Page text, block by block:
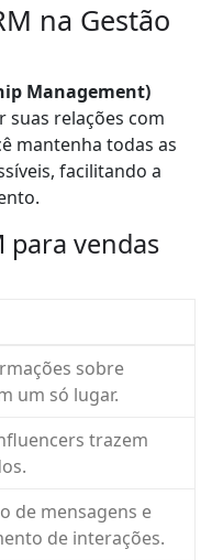
na Gestão
Management)
suas relações com
mantenha todas as
facilitando a
para vendas
sobre
um só lugar.
trazem
de mensagens e
de interações.